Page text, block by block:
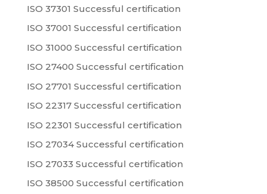
ISO 37301 Successful certification
ISO 37001 Successful certification
ISO 31000 Successful certification
ISO 27400 Successful certification
ISO 27701 Successful certification
ISO 22317 Successful certification
ISO 22301 Successful certification
ISO 27034 Successful certification
ISO 27033 Successful certification
ISO 38500 Successful certification